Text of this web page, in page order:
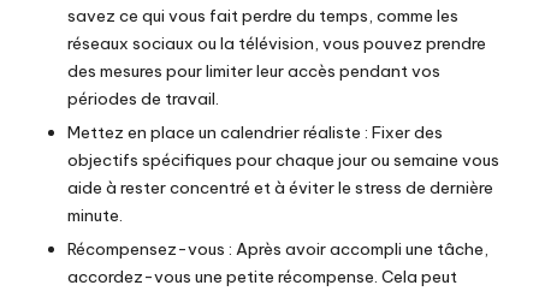
savez ce qui vous fait perdre du temps, comme les
réseaux sociaux ou la télévision, vous pouvez prendre
des mesures pour limiter leur accès pendant vos
périodes de travail.
Mettez en place un calendrier réaliste : Fixer des
objectifs spécifiques pour chaque jour ou semaine vous
aide à rester concentré et à éviter le stress de dernière
minute.
Récompensez-vous : Après avoir accompli une tâche,
accordez-vous une petite récompense. Cela peut